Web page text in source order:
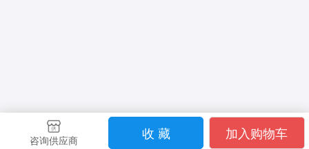
咨询供应商 收 藏 加入购物车